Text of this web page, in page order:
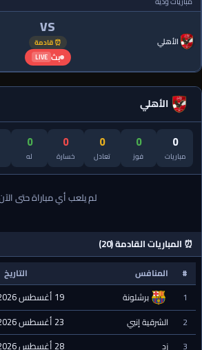
الأهلي
VS
⏰ قادمة
بث LIVE
الأهلي
0
مباريات
0
فوز
0
تعادل
0
خسارة
0
له
لم يلعب أي مباراة حتى
⏰ المباريات القادمة (20)
# المنافس التاريخ
1
برشلونة 19 أغسطس 2026 - 21:00
2 الشرقية إنبي 23 أغسطس 2026 - 20:00
3 زد 28 أغسطس 2026 - 20:00